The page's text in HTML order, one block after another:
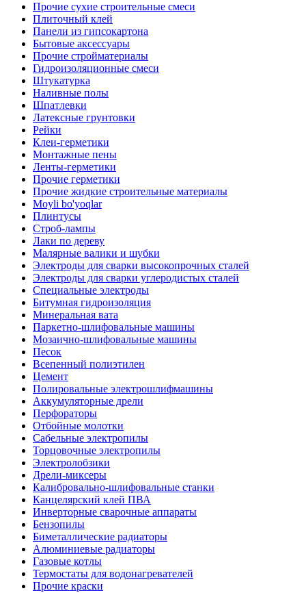
Прочие сухие строительные смеси
Плиточный клей
Панели из гипсокартона
Бытовые аксессуары
Прочие стройматериалы
Гидроизоляционные смеси
Штукатурка
Наливные полы
Шпатлевки
Латексные грунтовки
Рейки
Клеи-герметики
Монтажные пены
Ленты-герметики
Прочие герметики
Прочие жидкие строительные материалы
Moyli bo'yoqlar
Плинтусы
Строб-лампы
Лаки по дереву
Малярные валики и шубки
Электроды для сварки высокопрочных сталей
Электроды для сварки углеродистых сталей
Специальные электроды
Битумная гидроизоляция
Минеральная вата
Паркетно-шлифовальные машины
Мозаично-шлифовальные машины
Песок
Всепенный полиэтилен
Цемент
Полировальные электрошлифмашины
Аккумуляторные дрели
Перфораторы
Отбойные молотки
Сабельные электропилы
Торцовочные электропилы
Электролобзики
Дрели-миксеры
Калибровально-шлифовальные станки
Канцелярский клей ПВА
Инверторные сварочные аппараты
Бензопилы
Биметаллические радиаторы
Алюминиевые радиаторы
Газовые котлы
Термостаты для водонагревателей
Прочие краски